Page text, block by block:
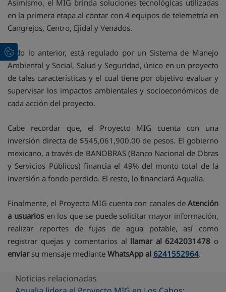
Asimismo, el MIG brinda soluciones tecnológicas utilizadas
en la primera etapa al contar con 4 equipos de telemetría en
Cangrejos, Centro, Ejidal y Venados.
Todo lo anterior, está regulado por un Sistema de Manejo
Ambiental y Social, Salud y Seguridad, único en un proyecto
de tales características y el cual tiene por objetivo evaluar y
supervisar los impactos ambientales y socioeconómicos de
cada acción del proyecto.
Cabe recordar que, el Proyecto MIG cuenta con una
inversión directa de $545,061,900.00 de pesos. El gobierno
mexicano, a través de BANOBRAS (Banco Nacional de Obras
y Servicios Públicos) financia el 49% del monto total de la
inversión a fondo perdido. El resto, lo financiará Aqualia.
Finalmente, el Proyecto MIG cuenta con canales deAtención
a usuariosen los que se puede solicitar mayor información,
realizar reportes de fujas de agua potable, así como
registrar quejas y comentarios al llamar al 6242031478 o
enviar su mensaje mediante WhatsApp al 6241552964.
Noticias relacionadas